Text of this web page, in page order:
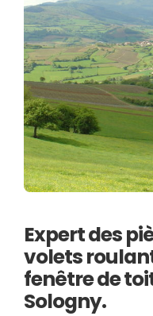
Expert des
volets
fenêtre de
Sologny.